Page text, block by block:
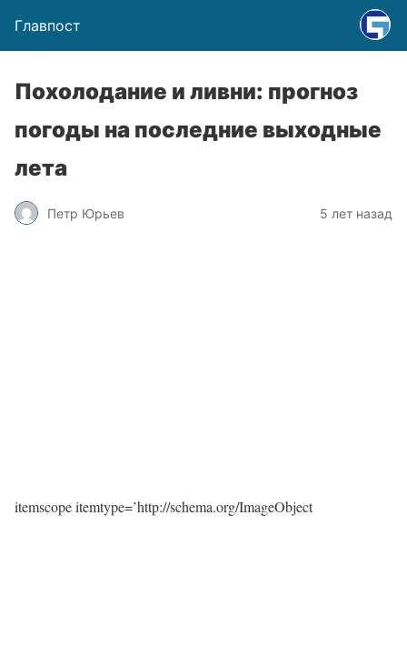
Главпост
Похолодание и ливни: прогноз
погоды на последние выходные
лета
Петр Юрьев 5 лет назад
itemscope itemtype=’http://schema.org/ImageObject